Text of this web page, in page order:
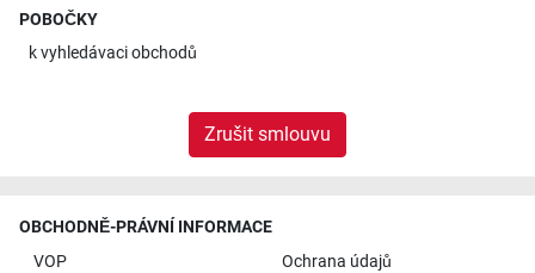
POBOČKY
kvyhledávaci obchodů
Zrušit smlouvu
OBCHODNĚ-PRÁVNÍ INFORMACE
VOP
Ochrana údajů